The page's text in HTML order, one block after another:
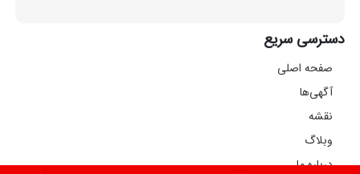
دسترسی سریع
صفحه اصلی
آگهی‌ها
نقشه
وبلاگ
درباره ما